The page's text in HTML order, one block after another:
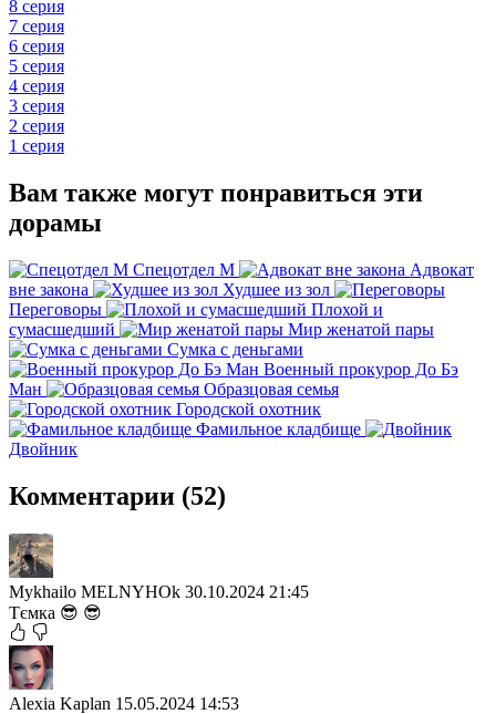
8 серия
7 серия
6 серия
5 серия
4 серия
3 серия
2 серия
1 серия
Вам также могут понравиться эти
дорамы
Спецотдел М
Адвокат
вне закона
Худшее из зол
Переговоры
Плохой и
сумасшедший
Мир женатой пары
Сумка с деньгами
Военный прокурор До Бэ
Ман
Образцовая семья
Городской охотник
Фамильное кладбище
Двойник
Комментарии (52)
Mykhailo MELNYHOk 30.10.2024 21:45
Тємка 😎 😎
Alexia Kaplan 15.05.2024 14:53